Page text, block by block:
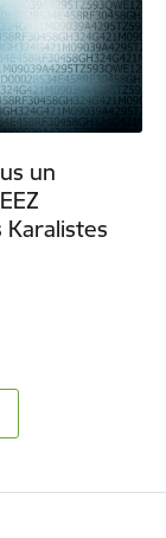
un
Karalistes